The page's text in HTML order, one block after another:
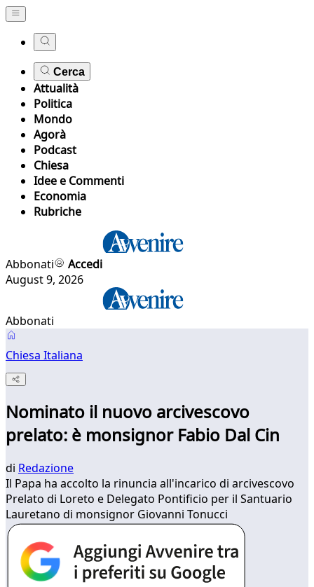
Cerca
Attualità
Politica
Mondo
Agorà
Podcast
Chiesa
Idee e Commenti
Economia
Rubriche
Abbonati
Accedi
August 9, 2026
Abbonati
Chiesa Italiana
Nominato il nuovo arcivescovo
prelato: è monsignor Fabio Dal Cin
di Redazione
Il Papa ha accolto la rinuncia all'incarico di arcivescovo
Prelato di Loreto e Delegato Pontificio per il Santuario
Lauretano di monsignor Giovanni Tonucci